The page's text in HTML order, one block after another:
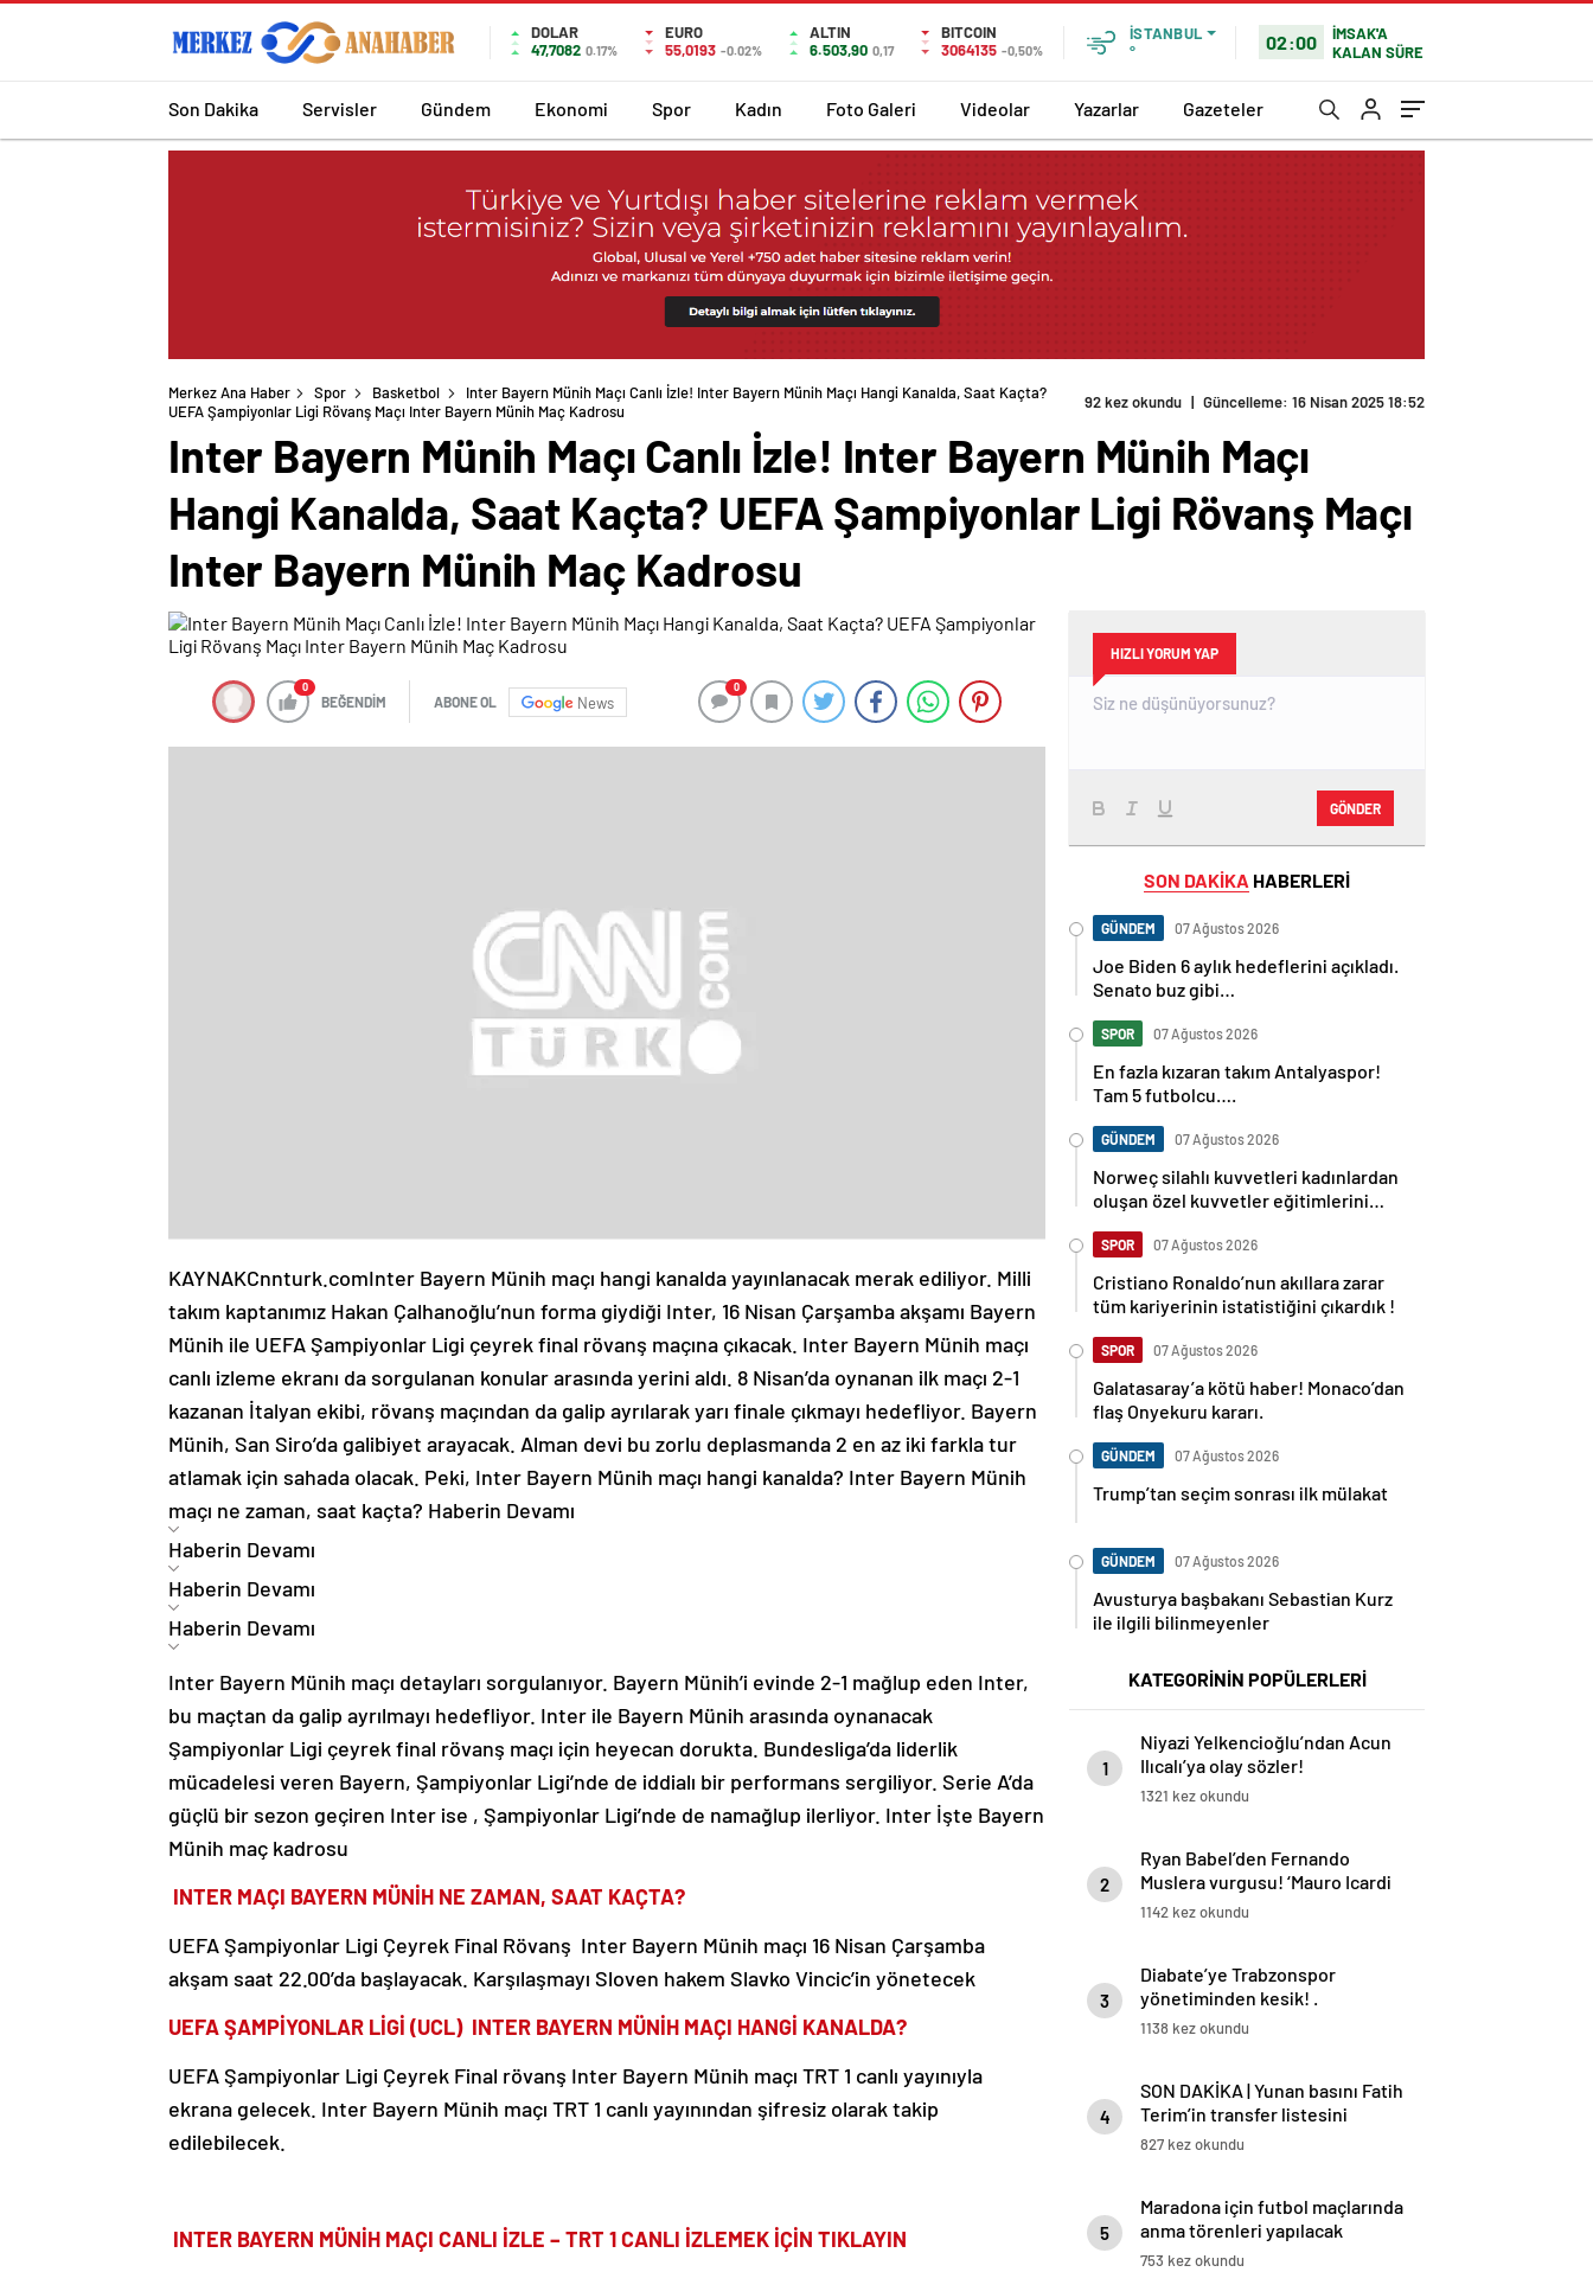
DOLAR
47,7082 0.17%
EURO
55,0193 -0.02%
ALTIN
6.503,90 0,17
BITCOIN
3064135 -0,50%
İSTANBUL
°
02:00
İMSAK'A
KALAN SÜRE
Son Dakika Servisler Gündem Ekonomi Spor Kadın Foto Galeri Videolar Yazarlar Gazeteler
Merkez Ana Haber Spor Basketbol
Inter Bayern Münih Maçı Canlı İzle! Inter Bayern Münih Maçı Hangi Kanalda, Saat Kaçta?
UEFA Şampiyonlar Ligi Rövanş Maçı Inter Bayern Münih Maç Kadrosu
92 kez okundu | Güncelleme: 16 Nisan 2025 18:52
Inter Bayern Münih Maçı Canlı İzle! Inter Bayern Münih Maçı
Hangi Kanalda, Saat Kaçta? UEFA Şampiyonlar Ligi Rövanş Maçı
Inter Bayern Münih Maç Kadrosu
0
BEĞENDİM ABONE OL News
0
KAYNAKCnnturk.comInter Bayern Münih maçı hangi kanalda yayınlanacak merak ediliyor. Milli
takım kaptanımız Hakan Çalhanoğlu’nun forma giydiği Inter, 16 Nisan Çarşamba akşamı Bayern
Münih ile UEFA Şampiyonlar Ligi çeyrek final rövanş maçına çıkacak. Inter Bayern Münih maçı
canlı izleme ekranı da sorgulanan konular arasında yerini aldı. 8 Nisan’da oynanan ilk maçı 2-1
kazanan İtalyan ekibi, rövanş maçından da galip ayrılarak yarı finale çıkmayı hedefliyor. Bayern
Münih, San Siro’da galibiyet arayacak. Alman devi bu zorlu deplasmanda 2 en az iki farkla tur
atlamak için sahada olacak. Peki, Inter Bayern Münih maçı hangi kanalda? Inter Bayern Münih
maçı ne zaman, saat kaçta? Haberin Devamı
Haberin Devamı
Haberin Devamı
Haberin Devamı
Inter Bayern Münih maçı detayları sorgulanıyor. Bayern Münih’i evinde 2-1 mağlup eden Inter,
bu maçtan da galip ayrılmayı hedefliyor. Inter ile Bayern Münih arasında oynanacak
Şampiyonlar Ligi çeyrek final rövanş maçı için heyecan dorukta. Bundesliga’da liderlik
mücadelesi veren Bayern, Şampiyonlar Ligi’nde de iddialı bir performans sergiliyor. Serie A’da
güçlü bir sezon geçiren Inter ise , Şampiyonlar Ligi’nde de namağlup ilerliyor. Inter İşte Bayern
Münih maç kadrosu
INTER MAÇI BAYERN MÜNİH NE ZAMAN, SAAT KAÇTA?
UEFA Şampiyonlar Ligi Çeyrek Final Rövanş Inter Bayern Münih maçı 16 Nisan Çarşamba
akşam saat 22.00’da başlayacak. Karşılaşmayı Sloven hakem Slavko Vincic’in yönetecek
UEFA ŞAMPİYONLAR LİGİ (UCL) INTER BAYERN MÜNİH MAÇI HANGİ KANALDA?
UEFA Şampiyonlar Ligi Çeyrek Final rövanş Inter Bayern Münih maçı TRT 1 canlı yayınıyla
ekrana gelecek. Inter Bayern Münih maçı TRT 1 canlı yayınından şifresiz olarak takip
edilebilecek.
INTER BAYERN MÜNİH MAÇI CANLI İZLE – TRT 1 CANLI İZLEMEK İÇİN TIKLAYIN
HIZLI YORUM YAP
GÖNDER
SON DAKİKA HABERLERİ
GÜNDEM 07 Ağustos 2026
Joe Biden 6 aylık hedeflerini açıkladı.
Senato buz gibi…
SPOR 07 Ağustos 2026
En fazla kızaran takım Antalyaspor!
Tam 5 futbolcu….
GÜNDEM 07 Ağustos 2026
Norweç silahlı kuvvetleri kadınlardan
oluşan özel kuvvetler eğitimlerini
SPOR 07 Ağustos 2026
Cristiano Ronaldo’nun akıllara zarar
tüm kariyerinin istatistiğini çıkardık !
SPOR 07 Ağustos 2026
Galatasaray’a kötü haber! Monaco’dan
flaş Onyekuru kararı.
GÜNDEM 07 Ağustos 2026
Trump’tan seçim sonrası ilk mülakat
GÜNDEM 07 Ağustos 2026
Avusturya başbakanı Sebastian Kurz
ile ilgili bilinmeyenler
KATEGORİNİN POPÜLERLERİ
1
Niyazi Yelkencioğlu’ndan Acun
Ilıcalı’ya olay sözler!
1321 kez okundu
2
Ryan Babel’den Fernando
Muslera vurgusu! ‘Mauro Icardi
her zaman gol atmak ister’
1142 kez okundu
3
Diabate’ye Trabzonspor
yönetiminden kesik! .
1138 kez okundu
4
SON DAKİKA | Yunan basını Fatih
Terim’in transfer listesini
duyurdu! Galatasaray detayı
827 kez okundu
5
Maradona için futbol maçlarında
anma törenleri yapılacak
753 kez okundu